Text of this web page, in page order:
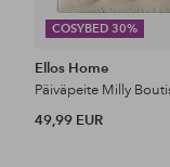
COSYBED 30%
Ellos Home
Päiväpeite Milly
49,99 EUR